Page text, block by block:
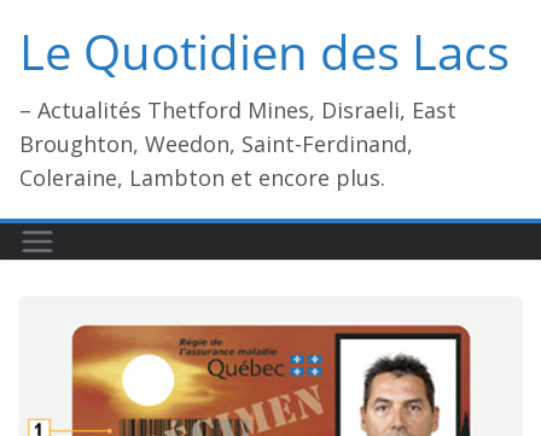
Le Quotidien des Lacs
– Actualités Thetford Mines, Disraeli, East
Broughton, Weedon, Saint-Ferdinand,
Coleraine, Lambton et encore plus.